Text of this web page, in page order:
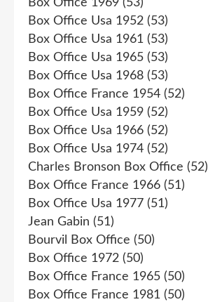
Box Office 1969 (53)
Box Office Usa 1952 (53)
Box Office Usa 1961 (53)
Box Office Usa 1965 (53)
Box Office Usa 1968 (53)
Box Office France 1954 (52)
Box Office Usa 1959 (52)
Box Office Usa 1966 (52)
Box Office Usa 1974 (52)
Charles Bronson Box Office (52)
Box Office France 1966 (51)
Box Office Usa 1977 (51)
Jean Gabin (51)
Bourvil Box Office (50)
Box Office 1972 (50)
Box Office France 1965 (50)
Box Office France 1981 (50)